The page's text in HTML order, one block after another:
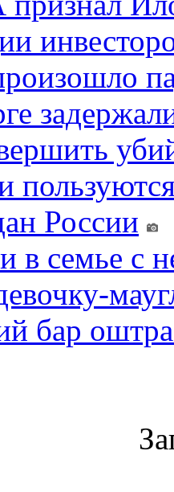
России
в семье с
бар